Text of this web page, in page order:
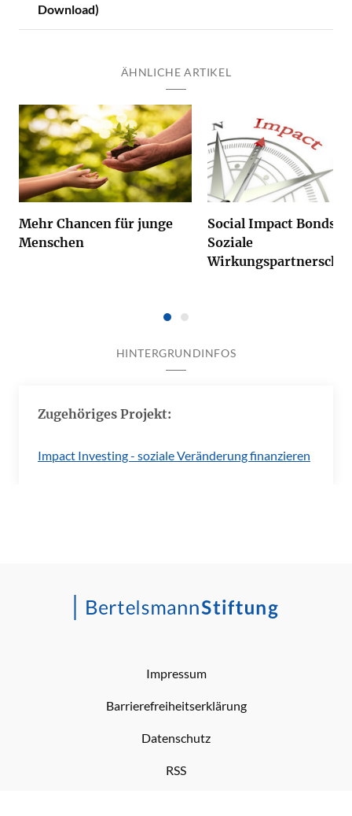
Download)
ÄHNLICHE ARTIKEL
Mehr Chancen für junge
Menschen
Social Impact Bonds -
Soziale
HINTERGRUNDINFOS
Zugehöriges Projekt:
Impact Investing - soziale Veränderung finanzieren
Impressum
Barrierefreiheitserklärung
Datenschutz
RSS